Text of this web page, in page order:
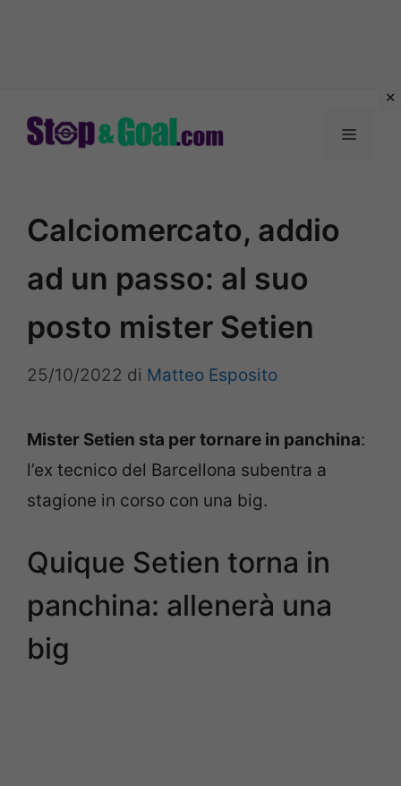
Menu
Calciomercato, addio
ad un passo: al suo
posto mister Setien
25/10/2022 di Matteo Esposito
Mister Setien sta per tornare in panchina:
l’ex tecnico del Barcellona subentra a
stagione in corso con una big.
Quique Setien torna in
panchina: allenerà una
big